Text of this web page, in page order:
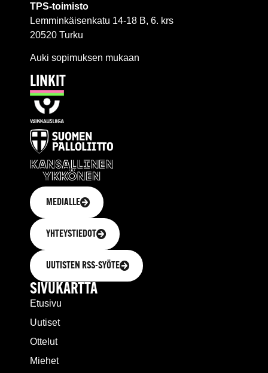
TPS-toimisto
Lemminkäisenkatu 14-18 B, 6. krs
20520 Turku
Auki sopimuksen mukaan
LINKIT
MEDIALLE
YHTEYSTIEDOT
UUTISTEN RSS-SYÖTE
SIVUKARTTA
Etusivu
Uutiset
Ottelut
Miehet